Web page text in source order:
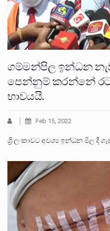
ගම්මන්පිල ඉන්ධන
පෙන්නුම් කරන්නේ
භාවයයි.
Feb 15, 2022
ශ්‍රී ලංකාවට අවශ්‍ය ඉන්ධන මිල දී